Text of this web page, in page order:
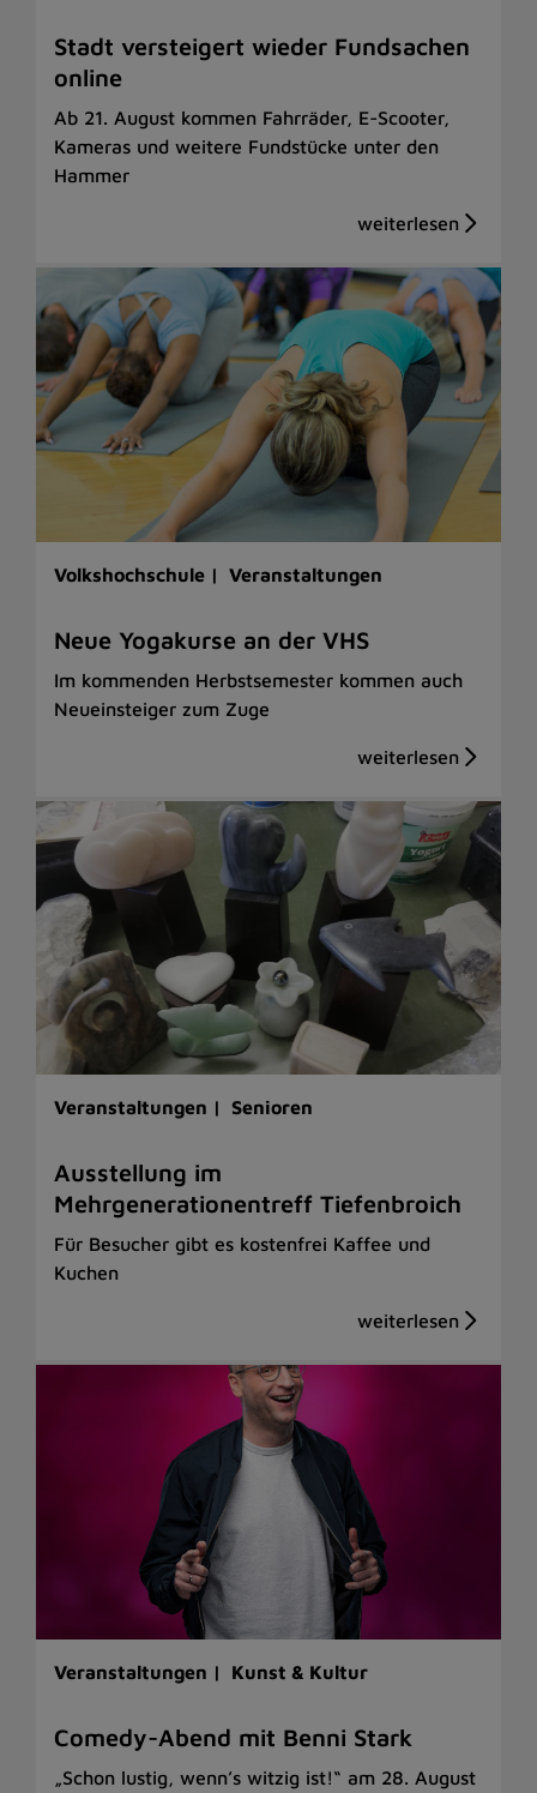
Stadt versteigert wieder Fundsachen
online
Ab 21. August kommen Fahrräder, E-Scooter,
Kameras und weitere Fundstücke unter den
Hammer
Volkshochschule | Veranstaltungen
Neue Yogakurse an der VHS
Im kommenden Herbstsemester kommen auch
Neueinsteiger zum Zuge
Veranstaltungen | Senioren
Ausstellung im
Mehrgenerationentreff Tiefenbroich
Für Besucher gibt es kostenfrei Kaffee und
Kuchen
Veranstaltungen | Kunst & Kultur
Comedy-Abend mit Benni Stark
„Schon lustig, wenn’s witzig ist!“ am 28. August